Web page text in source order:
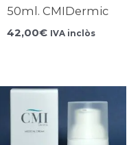
50ml. CMIDermic
42,00€ IVA inclòs